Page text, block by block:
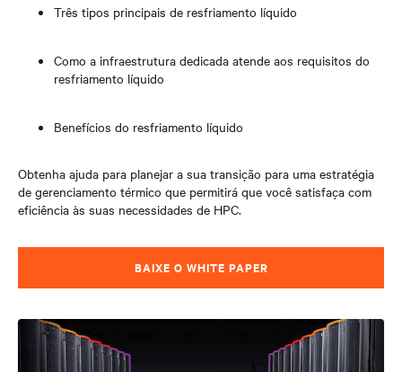
Três tipos principais de resfriamento líquido
Como a infraestrutura dedicada atende aos requisitos do
resfriamento líquido
Benefícios do resfriamento líquido
Obtenha ajuda para planejar a sua transição para uma estratégia
de gerenciamento térmico que permitirá que você satisfaça com
eficiência às suas necessidades de HPC.
BAIXE O WHITE PAPER